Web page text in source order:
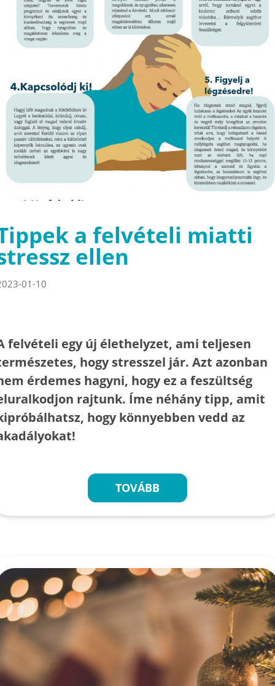
a felvételi miatti
ellen
01-10
felvételi egy új élethelyzet, ami teljesen
hogy stresszel jár. Azt azonban
érdemes hagyni, hogy ez a feszültség
rajtunk. Íme néhány tipp, amit
hogy könnyebben vedd az
TOVÁBB